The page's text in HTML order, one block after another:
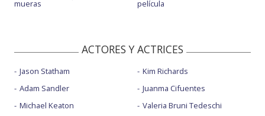
mueras película
ACTORES Y ACTRICES
Jason Statham
Adam Sandler
Michael Keaton
Kim Richards
Juanma Cifuentes
Valeria Bruni Tedeschi